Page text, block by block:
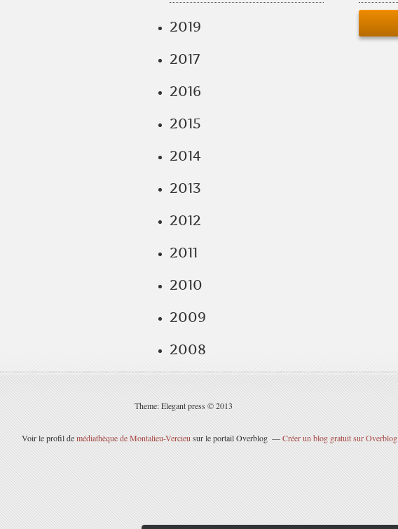
2019
2017
2016
2015
2014
2013
2012
2011
2010
2009
2008
Theme: Elegant press © 2013
Voir le profil demédiathèque de Montalieu-Vercieu sur le portail Overblog Créer un blog gratuit sur Overblog